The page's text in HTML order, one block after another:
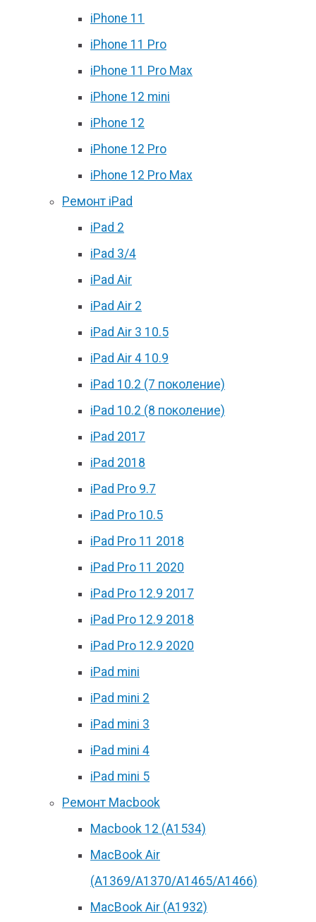
iPhone 11
iPhone 11 Pro
iPhone 11 Pro Max
iPhone 12 mini
iPhone 12
iPhone 12 Pro
iPhone 12 Pro Max
Ремонт iPad
iPad 2
iPad 3/4
iPad Air
iPad Air 2
iPad Air 3 10.5
iPad Air 4 10.9
iPad 10.2 (7 поколение)
iPad 10.2 (8 поколение)
iPad 2017
iPad 2018
iPad Pro 9.7
iPad Pro 10.5
iPad Pro 11 2018
iPad Pro 11 2020
iPad Pro 12.9 2017
iPad Pro 12.9 2018
iPad Pro 12.9 2020
iPad mini
iPad mini 2
iPad mini 3
iPad mini 4
iPad mini 5
Ремонт Macbook
Macbook 12 (А1534)
MacBook Air
(A1369/A1370/A1465/A1466)
MacBook Air (A1932)